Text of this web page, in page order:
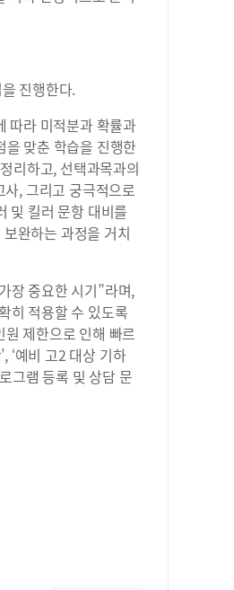
진행한다.
따라 미적분과 확률과
맞춘 학습을 진행한
리하고, 선택과목과의
, 그리고 궁극적으로
및 킬러 문항 대비를
완하는 과정을 거치
장 중요한 시기”라며,
히 적용할 수 있도록
제한으로 인해 빠르
‘예비 고2 대상 기하
그램 등록 및 상담 문